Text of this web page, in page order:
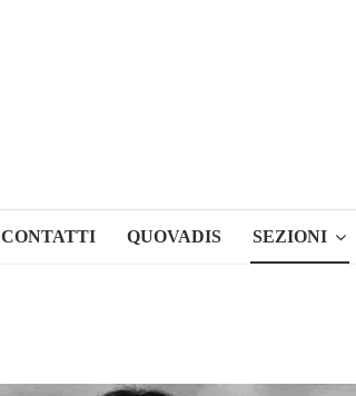
CONTATTI QUOVADIS SEZIONI